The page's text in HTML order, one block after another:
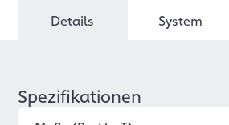
Details System
Spezifikationen